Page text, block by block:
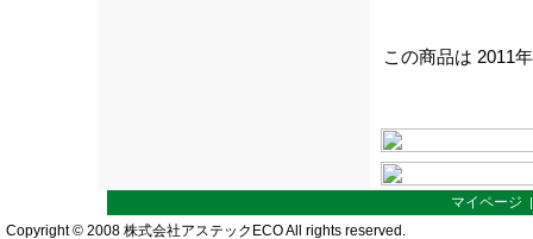
この商品は 2011
マイページ
Copyright © 2008 株式会社アステックECO All rights reserved.